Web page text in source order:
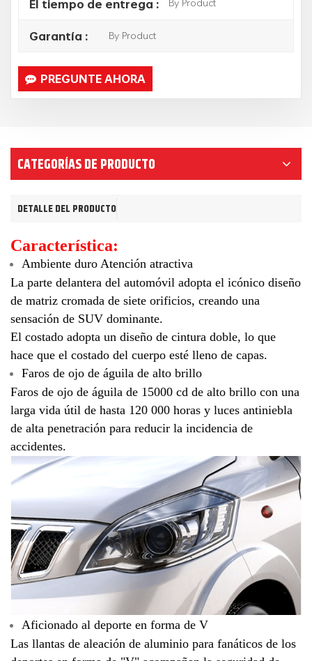
El tiempo de entrega :
Garantía : By Product
PREGUNTE AHORA
CATEGORÍAS DE PRODUCTO
DETALLE DEL PRODUCTO
Característica:
Ambiente duro Atención atractiva
La parte delantera del automóvil adopta el icónico diseño
de matriz cromada de siete orificios, creando una
sensación de SUV dominante.
El costado adopta un diseño de cintura doble, lo que
hace que el costado del cuerpo esté lleno de capas.
Faros de ojo de águila de alto brillo
Faros de ojo de águila de 15000 cd de alto brillo con una
larga vida útil de hasta 120 000 horas y luces antiniebla
de alta penetración para reducir la incidencia de
accidentes.
Aficionado al deporte en forma de V
Las llantas de aleación de aluminio para fanáticos de los